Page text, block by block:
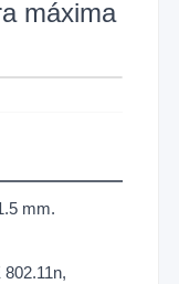
máxima
mm.
802.11n,